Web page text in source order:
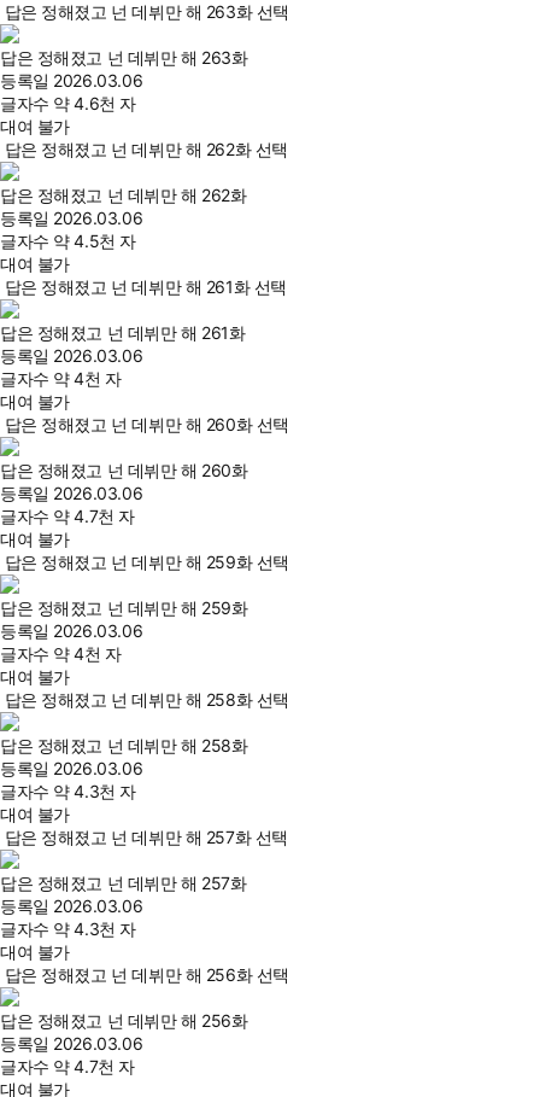
답은 정해졌고 넌 데뷔만 해 263화 선택
답은 정해졌고 넌 데뷔만 해 263화
등록일 2026.03.06
글자수 약 4.6천 자
대여 불가
답은 정해졌고 넌 데뷔만 해 262화 선택
답은 정해졌고 넌 데뷔만 해 262화
등록일 2026.03.06
글자수 약 4.5천 자
대여 불가
답은 정해졌고 넌 데뷔만 해 261화 선택
답은 정해졌고 넌 데뷔만 해 261화
등록일 2026.03.06
글자수 약 4천 자
대여 불가
답은 정해졌고 넌 데뷔만 해 260화 선택
답은 정해졌고 넌 데뷔만 해 260화
등록일 2026.03.06
글자수 약 4.7천 자
대여 불가
답은 정해졌고 넌 데뷔만 해 259화 선택
답은 정해졌고 넌 데뷔만 해 259화
등록일 2026.03.06
글자수 약 4천 자
대여 불가
답은 정해졌고 넌 데뷔만 해 258화 선택
답은 정해졌고 넌 데뷔만 해 258화
등록일 2026.03.06
글자수 약 4.3천 자
대여 불가
답은 정해졌고 넌 데뷔만 해 257화 선택
답은 정해졌고 넌 데뷔만 해 257화
등록일 2026.03.06
글자수 약 4.3천 자
대여 불가
답은 정해졌고 넌 데뷔만 해 256화 선택
답은 정해졌고 넌 데뷔만 해 256화
등록일 2026.03.06
글자수 약 4.7천 자
대여 불가